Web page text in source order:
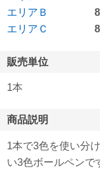
エリアＢ
エリアＣ
販売単位
1本
商品説明
1本で3色を使い分
い3色ボールペンで